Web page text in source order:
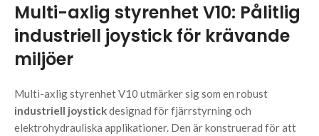
Multi-axlig styrenhet V10: Pålitlig
industriell joystick för krävande
miljöer
Multi-axlig styrenhet V10 utmärker sig som en robust
industriell joystickdesignad för fjärrstyrning och
elektrohydrauliska applikationer. Den är konstruerad för att